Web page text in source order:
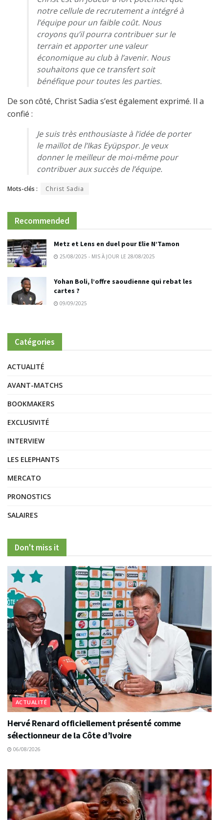
notre cellule de recrutement a intégré à
l’équipe pour un faible coût. Nous
croyons qu’il pourra contribuer sur le
terrain et apporter une valeur
économique au club à l’avenir. Nous
souhaitons que ce transfert soit
bénéfique pour toutes les parties.
De son côté, Christ Sadia s’est également exprimé. Il a
confié :
Je suis très enthousiaste à l’idée de porter
le maillot de l’Ikas Eyüpspor. Je veux
donner le meilleur de moi-même pour
contribuer aux succès de l’équipe.
Mots-clés : Christ Sadia
Recommended
Metz et Lens en duel pour Elie N’Tamon
25/08/2025 - MIS À JOUR LE 28/08/2025
Yohan Boli, l’offre saoudienne qui rebat les
cartes ?
09/09/2025
Catégories
ACTUALITÉ
AVANT-MATCHS
BOOKMAKERS
EXCLUSIVITÉ
INTERVIEW
LES ELEPHANTS
MERCATO
PRONOSTICS
SALAIRES
Don't miss it
ACTUALITÉ
Hervé Renard officiellement présenté comme
sélectionneur de la Côte d’Ivoire
06/08/2026